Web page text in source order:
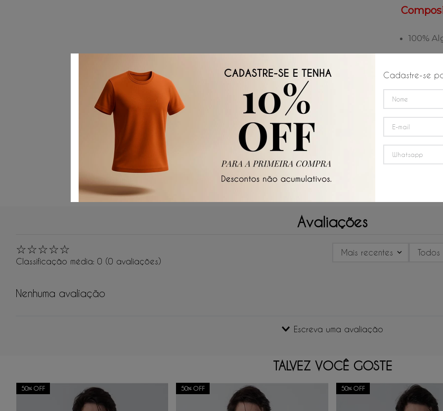
100%
Avaliações
☆☆☆☆☆
Classificação média: 0 (0 avaliações)
Escreva uma avaliação
Título
Mais recentes Todos
Nenhuma avaliação
TALVEZ VOCÊ GOSTE
50% OFF 50% OFF 50%OFF
Cadastre-se